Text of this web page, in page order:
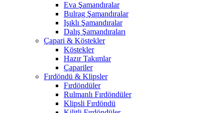
Eva Şamandıralar
Bulrag Şamandıralar
Işıklı Şamandıralar
Dalış Şamandıraları
Çapari & Köstekler
Köstekler
Hazır Takımlar
Çapariler
Fırdöndü & Klipsler
Fırdöndüler
Rulmanlı Fırdöndüler
Klipsli Fırdöndü